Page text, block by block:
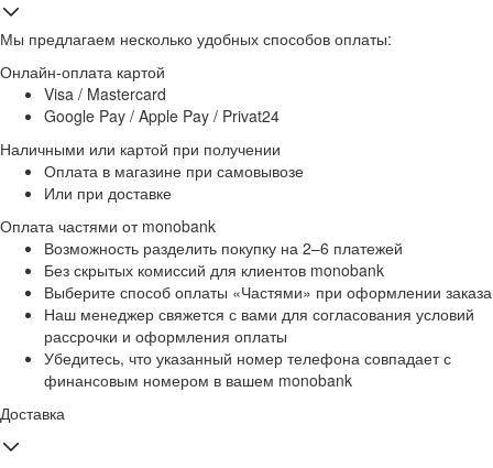
Мы предлагаем несколько удобных способов оплаты:
Онлайн-оплата картой
Visa / Mastercard
Google Pay / Apple Pay / Privat24
Наличными или картой при получении
Оплата в магазине при самовывозе
Или при доставке
Оплата частями от monobank
Возможность разделить покупку на 2–6 платежей
Без скрытых комиссий для клиентов monobank
Выберите способ оплаты «Частями» при оформлении заказа
Наш менеджер свяжется с вами для согласования условий
рассрочки и оформления оплаты
Убедитесь, что указанный номер телефона совпадает с
финансовым номером в вашем monobank
Доставка